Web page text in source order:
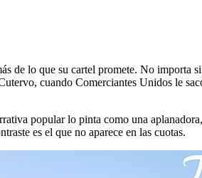
de lo que su cartel promete. No importa
cuando Comerciantes Unidos le
popular lo pinta como una
es el que no aparece en las cuotas.